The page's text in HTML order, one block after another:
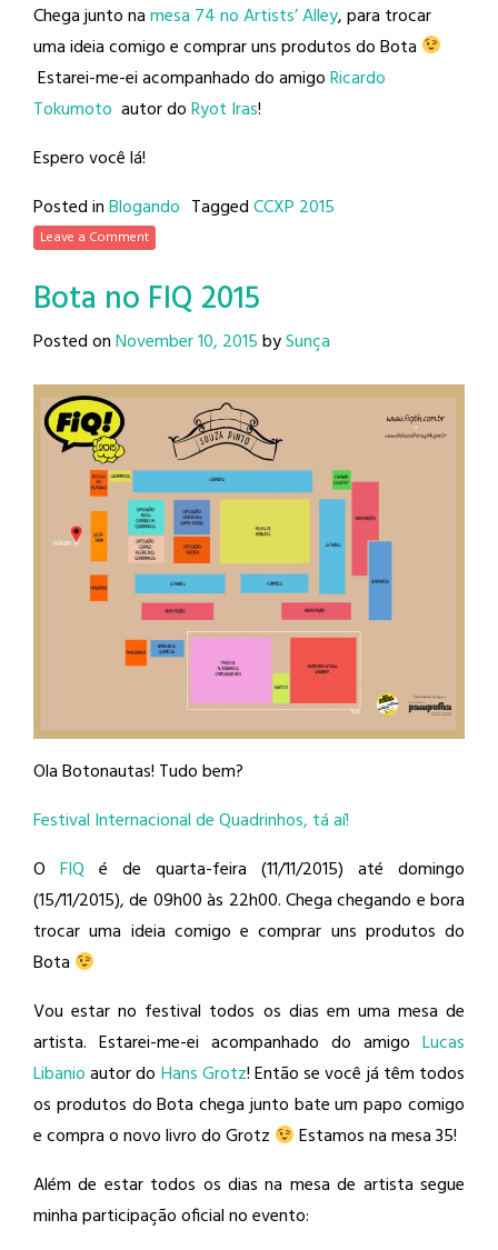
Chega junto namesa 74 no Artists’ Alley, para trocar
uma ideia comigo e comprar uns produtos do Bota
Estarei-me-ei acompanhado do amigoRicardo
Tokumoto autor doRyot Iras!
Espero você lá!
Posted inBlogando TaggedCCXP 2015
Leave a Comment
Bota no FIQ 2015
Posted onNovember 10, 2015bySunça
Ola Botonautas! Tudo bem?
Festival Internacional de Quadrinhos, tá aí!
O FIQ é de quarta-feira (11/11/2015) até domingo
(15/11/2015), de 09h00 às 22h00. Chega chegando e bora
trocar uma ideia comigo e comprar uns produtos do
Bota
Vou estar no festival todos os dias em uma mesa de
artista. Estarei-me-ei acompanhado do amigo Lucas
Libanio​ autor do Hans Grotz​! Então se você já têm todos
os produtos do Bota chega junto bate um papo comigo
e compra o novo livro do Grotz
Estamos na mesa 35!
Além de estar todos os dias na mesa de artista segue
minha participação oficial no evento: